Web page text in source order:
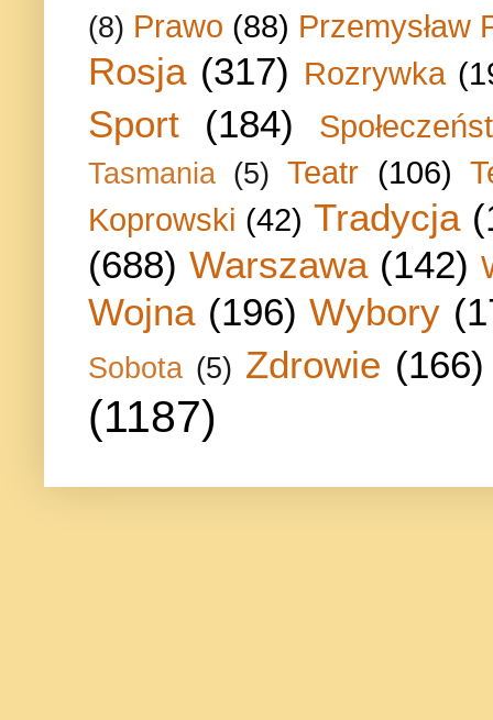
(8) Prawo (88) Przemysław
Rosja (317) Rozrywka
Sport (184)
Tasmania (5) Teatr (106)
Koprowski (42) Tradycja
(688) Warszawa (142)
Wojna (196) Wybory
Sobota (5) Zdrowie (166)
(1187)